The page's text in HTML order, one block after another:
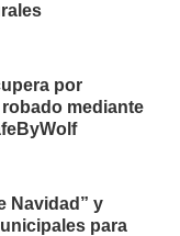
por
mediante
Navidad” y
para